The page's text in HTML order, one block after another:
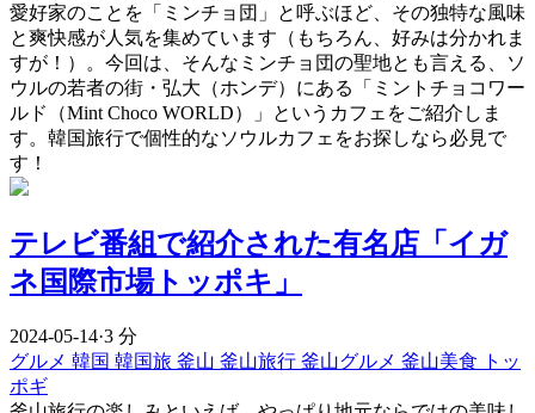
愛好家のことを「ミンチョ団」と呼ぶほど、その独特な風味
と爽快感が人気を集めています（もちろん、好みは分かれま
すが！）。今回は、そんなミンチョ団の聖地とも言える、ソ
ウルの若者の街・弘大（ホンデ）にある「ミントチョコワー
ルド（Mint Choco WORLD）」というカフェをご紹介しま
す。韓国旅行で個性的なソウルカフェをお探しなら必見で
す！
テレビ番組で紹介された有名店「イガ
ネ国際市場トッポキ」
2024-05-14·3 分
グルメ 韓国 韓国旅 釜山 釜山旅行 釜山グルメ 釜山美食
トッ
ポギ